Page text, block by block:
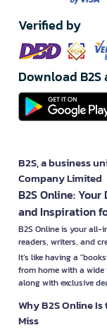
Verified by
Download B2S
B2S, a business
Company Limited
B2S Online:
and Inspiration
B2S Online is your
readers, writers, and
It’s like having a
from home with a
along with exclusive
Why B2S Online
Miss